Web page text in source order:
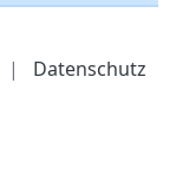
| Datenschutz